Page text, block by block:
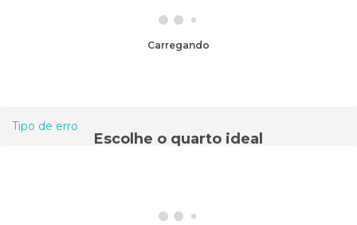
Carregando
Tipo de erro
Escolhe o quarto ideal